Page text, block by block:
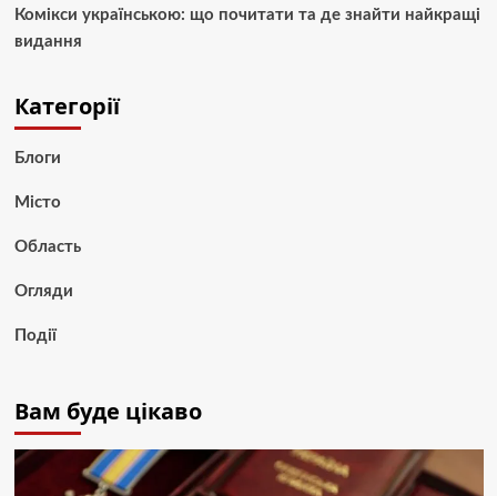
Комікси українською: що почитати та де знайти найкращі
видання
Категорії
Блоги
Місто
Область
Огляди
Події
Вам буде цікаво